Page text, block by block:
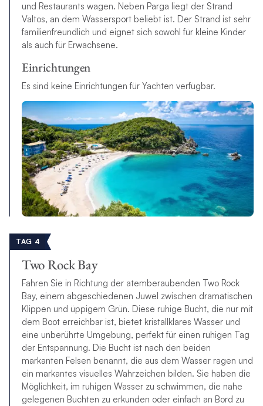
und Restaurants wagen. Neben Parga liegt der Strand
Valtos, an dem Wassersport beliebt ist. Der Strand ist sehr
familienfreundlich und eignet sich sowohl für kleine Kinder
als auch für Erwachsene.
Einrichtungen
Es sind keine Einrichtungen für Yachten verfügbar.
TAG 4
Two Rock Bay
Fahren Sie in Richtung der atemberaubenden Two Rock
Bay, einem abgeschiedenen Juwel zwischen dramatischen
Klippen und üppigem Grün. Diese ruhige Bucht, die nur mit
dem Boot erreichbar ist, bietet kristallklares Wasser und
eine unberührte Umgebung, perfekt für einen ruhigen Tag
der Entspannung. Die Bucht ist nach den beiden
markanten Felsen benannt, die aus dem Wasser ragen und
ein markantes visuelles Wahrzeichen bilden. Sie haben die
Möglichkeit, im ruhigen Wasser zu schwimmen, die nahe
gelegenen Buchten zu erkunden oder einfach an Bord zu